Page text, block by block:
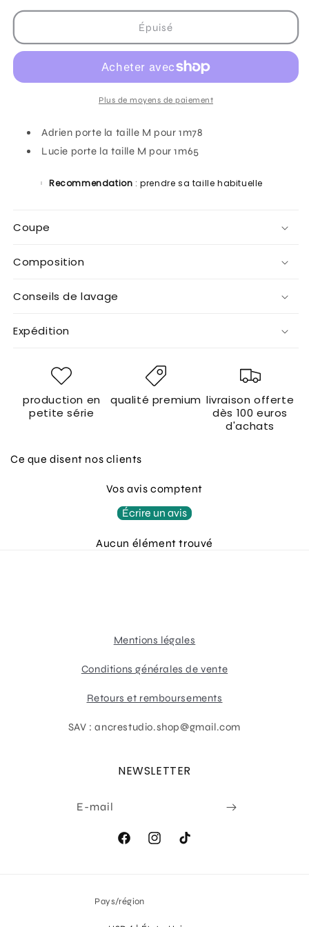
quantité
Sherpa
quantité
Sherpa
Épuisé
Plus de moyens de paiement
Adrien porte la taille M pour 1m78
Lucie porte la taille M pour 1m65
Recommendation : prendre sa taille habituelle
Coupe
Composition
Conseils de lavage
Expédition
production en
petite série
qualité premium livraison offerte
dès 100 euros
d'achats
Ce que disent nos clients
Vos avis comptent
Écrire un avis
Aucun élément trouvé
Mentions légales
Conditions générales de vente
Retours et remboursements
SAV : ancrestudio.shop@gmail.com
NEWSLETTER
E-mail
FacebookInstagramTikTok
Pays/région